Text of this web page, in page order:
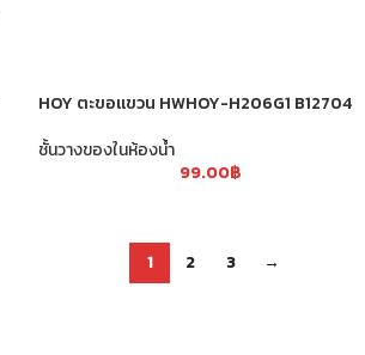
HOY ตะขอแขวน HWHOY-H206G1 B12704
ชั้นวางของในห้องน้ำ
99.00฿
1 2 3 →